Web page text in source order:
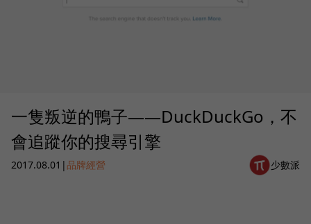
一隻叛逆的鴨子——DuckDuckGo，不
會追蹤你的搜尋引擎
2017.08.01 | 品牌經營 少數派